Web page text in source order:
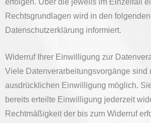
erfolgen. Über die jeweils im Einzelfall
Rechtsgrundlagen wird in den
Datenschutzerklärung informiert.
Widerruf Ihrer Einwilligung zur
Viele Datenverarbeitungsvorgänge sind
ausdrücklichen Einwilligung möglich.
bereits erteilte Einwilligung jederzeit
Rechtmäßigkeit der bis zum Widerruf